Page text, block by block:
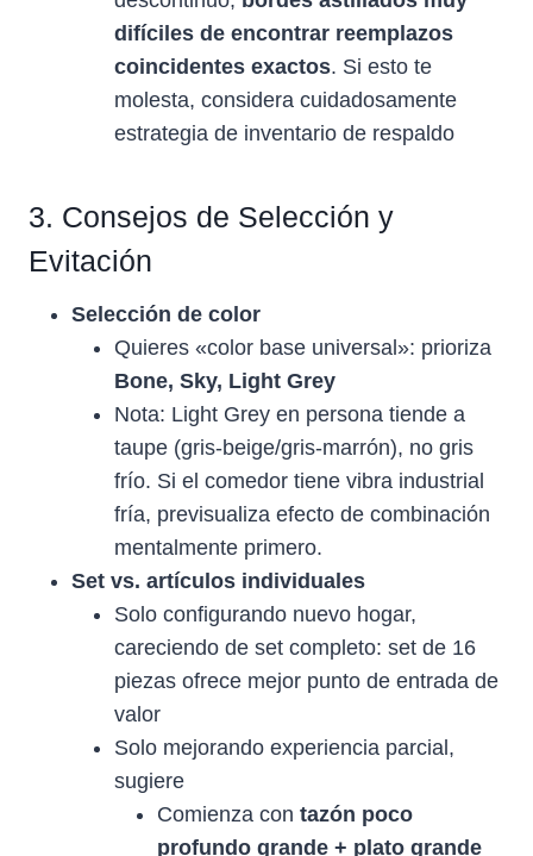
difíciles de encontrar reemplazos
coincidentes exactos. Si esto te
molesta, considera cuidadosamente
estrategia de inventario de respaldo
3. Consejos de Selección y
Evitación
Selección de color
Quieres «color base universal»: prioriza
Bone, Sky, Light Grey
Nota: Light Grey en persona tiende a
taupe (gris-beige/gris-marrón), no gris
frío. Si el comedor tiene vibra industrial
fría, previsualiza efecto de combinación
mentalmente primero.
Set vs. artículos individuales
Solo configurando nuevo hogar,
careciendo de set completo: set de 16
piezas ofrece mejor punto de entrada de
valor
Solo mejorando experiencia parcial,
sugiere
Comienza con tazón poco
profundo grande + plato grande